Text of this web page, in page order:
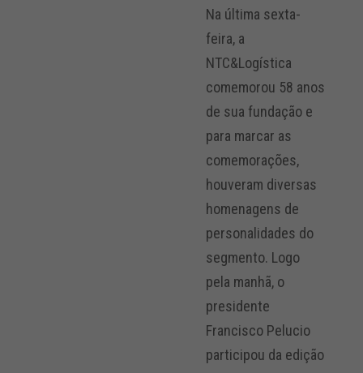
Na última sexta-
feira, a
NTC&Logística
comemorou 58 anos
de sua fundação e
para marcar as
comemorações,
houveram diversas
homenagens de
personalidades do
segmento. Logo
pela manhã, o
presidente
Francisco Pelucio
participou da edição